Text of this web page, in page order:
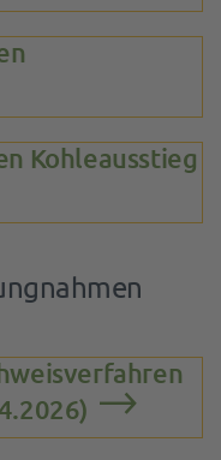
Kohleausstieg